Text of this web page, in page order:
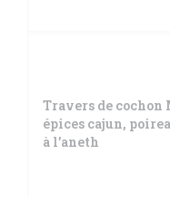
Travers de
épices cajun,
à l’aneth